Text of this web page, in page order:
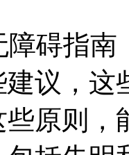
障碍指南
议，这
些原则，